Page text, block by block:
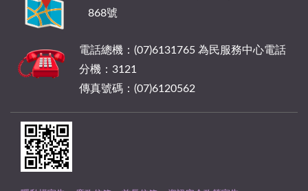
868號
電話總機：(07)6131765 為民服務中心電話
分機：3121
傳真號碼：(07)6120562